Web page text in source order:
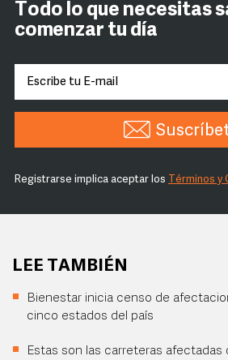
Todo lo que necesitas
comenzar tu día
Registrarse implica aceptar los Términos y
LEE TAMBIÉN
Bienestar inicia censo de
cinco estados del país
Estas son las carreteras afectadas